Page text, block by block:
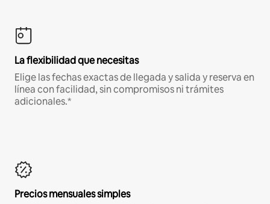
La flexibilidad que necesitas
Elige las fechas exactas de llegada y salida y reserva en
línea con facilidad, sin compromisos ni trámites
adicionales.*
Precios mensuales simples